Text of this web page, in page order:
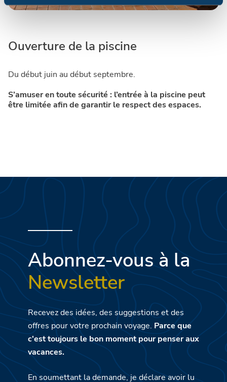
Ouverture de la piscine
Du début juin au début septembre.
S’amuser en toute sécurité : l’entrée à la piscine peut
être limitée afin de garantir le respect des espaces.
Abonnez-vous à la
Newsletter
Recevez des idées, des suggestions et des
offres pour votre prochain voyage. Parce que
c'est toujours le bon moment pour penser aux
vacances.
En soumettant la demande, je déclare avoir lu